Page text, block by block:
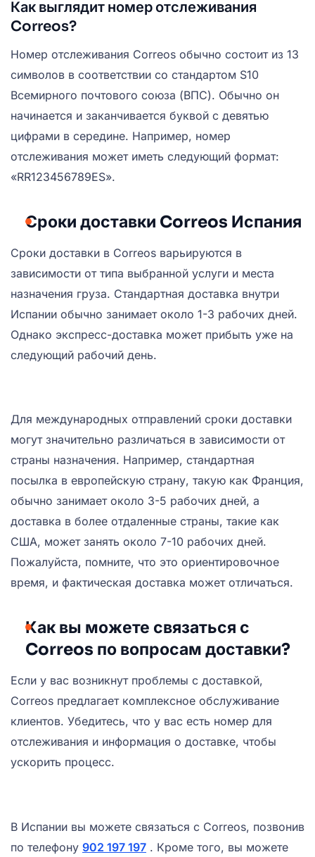
Как выглядит номер отслеживания
Correos?
Номер отслеживания Correos обычно состоит из 13
символов в соответствии со стандартом S10
Всемирного почтового союза (ВПС). Обычно он
начинается и заканчивается буквой с девятью
цифрами в середине. Например, номер
отслеживания может иметь следующий формат:
«RR123456789ES».
Сроки доставки Correos Испания
Сроки доставки в Correos варьируются в
зависимости от типа выбранной услуги и места
назначения груза. Стандартная доставка внутри
Испании обычно занимает около 1-3 рабочих дней.
Однако экспресс-доставка может прибыть уже на
следующий рабочий день.
Для международных отправлений сроки доставки
могут значительно различаться в зависимости от
страны назначения. Например, стандартная
посылка в европейскую страну, такую как Франция,
обычно занимает около 3-5 рабочих дней, а
доставка в более отдаленные страны, такие как
США, может занять около 7-10 рабочих дней.
Пожалуйста, помните, что это ориентировочное
время, и фактическая доставка может отличаться.
Как вы можете связаться с
Correos по вопросам доставки?
Если у вас возникнут проблемы с доставкой,
Correos предлагает комплексное обслуживание
клиентов. Убедитесь, что у вас есть номер для
отслеживания и информация о доставке, чтобы
ускорить процесс.
В Испании вы можете связаться с Correos, позвонив
по телефону 902 197 197 . Кроме того, вы можете